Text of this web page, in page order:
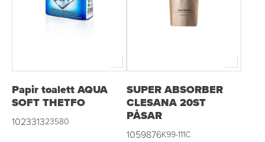
Papir toalett AQUA
SOFT THETFO
102331323580
SUPER ABSORBER
CLESANA 20ST
PÅSAR
1059876K99-111C